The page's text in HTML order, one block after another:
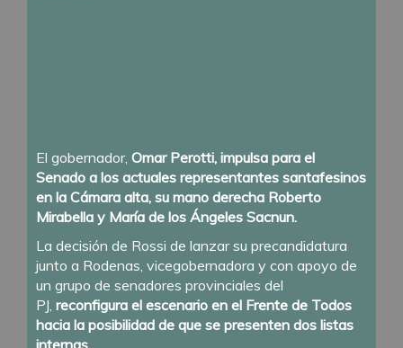
El gobernador, Omar Perotti, impulsa para el
Senado a los actuales representantes santafesinos
en la Cámara alta, su mano derecha Roberto
Mirabella y María de los Ángeles Sacnun.
La decisión de Rossi de lanzar su precandidatura
junto a Rodenas, vicegobernadora y con apoyo de
un grupo de senadores provinciales del
PJ, reconfigura el escenario en el Frente de Todos
hacia la posibilidad de que se presenten dos listas